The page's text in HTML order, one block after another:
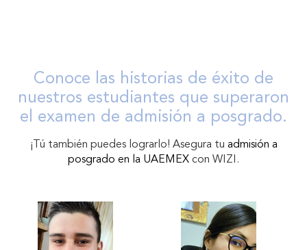
Conoce las historias de éxito de
nuestros estudiantes que superaron
el examen de admisión a posgrado.
¡Tú también puedes lograrlo! Asegura tu admisión a
posgrado en la UAEMEX con WIZI.